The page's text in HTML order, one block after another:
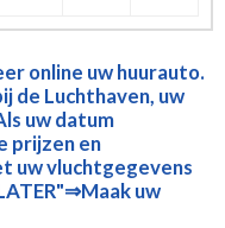
online uw huurauto.
de Luchthaven, uw
uw datum
prijzen en
uw vluchtgegevens
uw